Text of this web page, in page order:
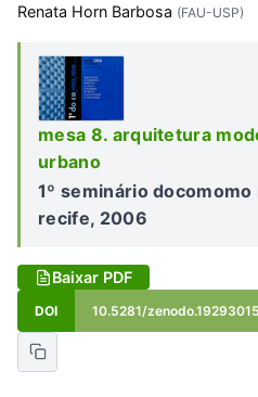
Renata Horn Barbosa (FAU-USP)
mesa 8. arquitetura
urbano
1º seminário
recife, 2006
Baixar PDF
DOI 10.5281/zenodo.19293015